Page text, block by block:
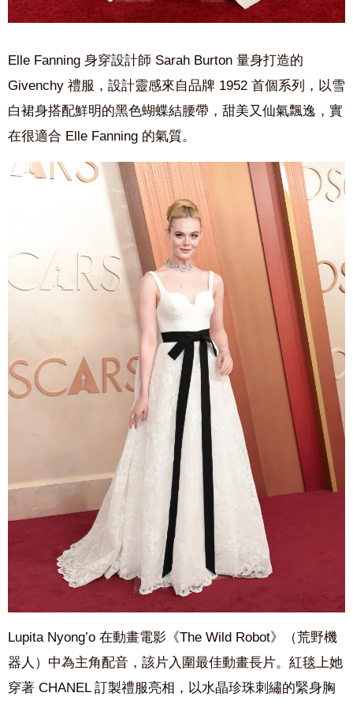
Elle Fanning 身穿設計師 Sarah Burton 量身打造的
Givenchy 禮服，設計靈感來自品牌 1952 首個系列，以雪
白裙身搭配鮮明的黑色蝴蝶結腰帶，甜美又仙氣飄逸，實
在很適合 Elle Fanning 的氣質。
Lupita Nyong’o 在動畫電影《The Wild Robot》（荒野機
器人）中為主角配音，該片入圍最佳動畫長片。紅毯上她
穿著 CHANEL 訂製禮服亮相，以水晶珍珠刺繡的緊身胸